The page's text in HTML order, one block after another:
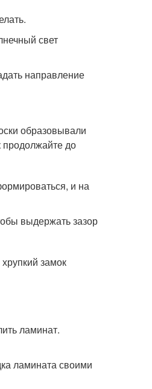
свет
направление
образовывали
продолжайте до
и на
выдержать зазор
замок
ламинат.
ламината своими